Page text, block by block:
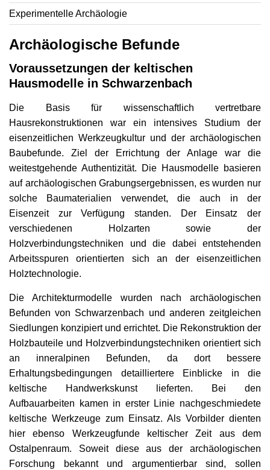
Experimentelle Archäologie
Archäologische Befunde
Voraussetzungen der keltischen
Hausmodelle in Schwarzenbach
Die Basis für wissenschaftlich vertretbare
Hausrekonstruktionen war ein intensives Studium der
eisenzeitlichen Werkzeugkultur und der archäologischen
Baubefunde. Ziel der Errichtung der Anlage war die
weitestgehende Authentizität. Die Hausmodelle basieren
auf archäologischen Grabungsergebnissen, es wurden nur
solche Baumaterialien verwendet, die auch in der
Eisenzeit zur Verfügung standen. Der Einsatz der
verschiedenen Holzarten sowie der
Holzverbindungstechniken und die dabei entstehenden
Arbeitsspuren orientierten sich an der eisenzeitlichen
Holztechnologie.
Die Architekturmodelle wurden nach archäologischen
Befunden von Schwarzenbach und anderen zeitgleichen
Siedlungen konzipiert und errichtet. Die Rekonstruktion der
Holzbauteile und Holzverbindungstechniken orientiert sich
an inneralpinen Befunden, da dort bessere
Erhaltungsbedingungen detailliertere Einblicke in die
keltische Handwerkskunst lieferten. Bei den
Aufbauarbeiten kamen in erster Linie nachgeschmiedete
keltische Werkzeuge zum Einsatz. Als Vorbilder dienten
hier ebenso Werkzeugfunde keltischer Zeit aus dem
Ostalpenraum. Soweit diese aus der archäologischen
Forschung bekannt und argumentierbar sind, sollen